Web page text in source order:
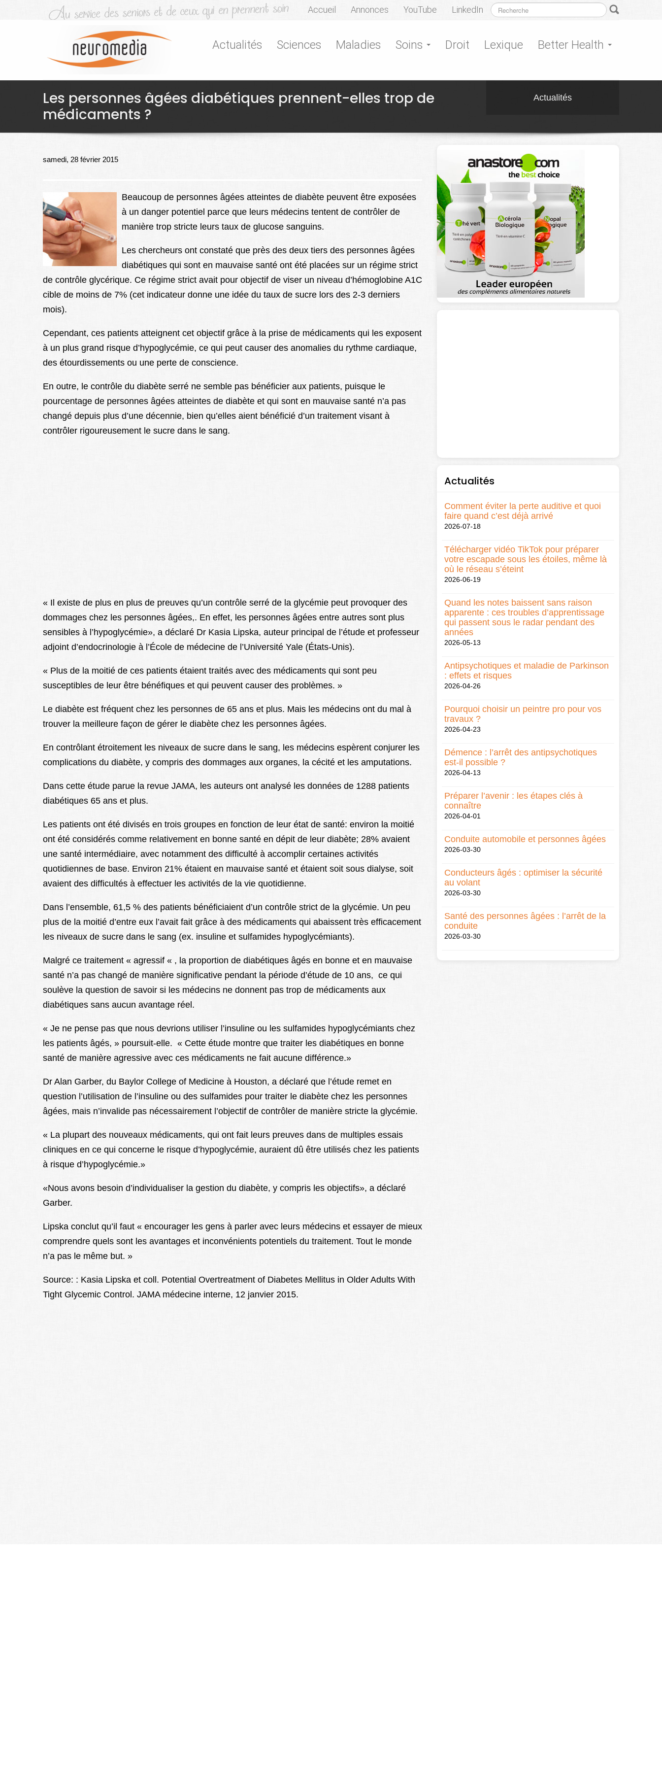
Accueil Annonces YouTube LinkedIn
Actualités Sciences Maladies Soins Droit Lexique Better Health
Les personnes âgées diabétiques prennent-elles trop de
médicaments ?
Actualités
samedi, 28 février 2015
Beaucoup de personnes âgées atteintes de diabète peuvent être exposées
à un danger potentiel parce que leurs médecins tentent de contrôler de
manière trop stricte leurs taux de glucose sanguins.
Les chercheurs ont constaté que près des deux tiers des personnes âgées
diabétiques qui sont en mauvaise santé ont été placées sur un régime strict
de contrôle glycérique. Ce régime strict avait pour objectif de viser un niveau d’hémoglobine A1C
cible de moins de 7% (cet indicateur donne une idée du taux de sucre lors des 2-3 derniers
mois).
Cependant, ces patients atteignent cet objectif grâce à la prise de médicaments qui les exposent
à un plus grand risque d’hypoglycémie, ce qui peut causer des anomalies du rythme cardiaque,
des étourdissements ou une perte de conscience.
En outre, le contrôle du diabète serré ne semble pas bénéficier aux patients, puisque le
pourcentage de personnes âgées atteintes de diabète et qui sont en mauvaise santé n’a pas
changé depuis plus d’une décennie, bien qu’elles aient bénéficié d’un traitement visant à
contrôler rigoureusement le sucre dans le sang.
« Il existe de plus en plus de preuves qu’un contrôle serré de la glycémie peut provoquer des
dommages chez les personnes âgées,. En effet, les personnes âgées entre autres sont plus
sensibles à l’hypoglycémie», a déclaré Dr Kasia Lipska, auteur principal de l’étude et professeur
adjoint d’endocrinologie à l’École de médecine de l’Université Yale (États-Unis).
« Plus de la moitié de ces patients étaient traités avec des médicaments qui sont peu
susceptibles de leur être bénéfiques et qui peuvent causer des problèmes. »
Le diabète est fréquent chez les personnes de 65 ans et plus. Mais les médecins ont du mal à
trouver la meilleure façon de gérer le diabète chez les personnes âgées.
En contrôlant étroitement les niveaux de sucre dans le sang, les médecins espèrent conjurer les
complications du diabète, y compris des dommages aux organes, la cécité et les amputations.
Dans cette étude parue la revue JAMA, les auteurs ont analysé les données de 1288 patients
diabétiques 65 ans et plus.
Les patients ont été divisés en trois groupes en fonction de leur état de santé: environ la moitié
ont été considérés comme relativement en bonne santé en dépit de leur diabète; 28% avaient
une santé intermédiaire, avec notamment des difficulté à accomplir certaines activités
quotidiennes de base. Environ 21% étaient en mauvaise santé et étaient soit sous dialyse, soit
avaient des difficultés à effectuer les activités de la vie quotidienne.
Dans l’ensemble, 61,5 % des patients bénéficiaient d’un contrôle strict de la glycémie. Un peu
plus de la moitié d’entre eux l’avait fait grâce à des médicaments qui abaissent très efficacement
les niveaux de sucre dans le sang (ex. insuline et sulfamides hypoglycémiants).
Malgré ce traitement « agressif « , la proportion de diabétiques âgés en bonne et en mauvaise
santé n’a pas changé de manière significative pendant la période d’étude de 10 ans, ce qui
soulève la question de savoir si les médecins ne donnent pas trop de médicaments aux
diabétiques sans aucun avantage réel.
« Je ne pense pas que nous devrions utiliser l’insuline ou les sulfamides hypoglycémiants chez
les patients âgés, » poursuit-elle. « Cette étude montre que traiter les diabétiques en bonne
santé de manière agressive avec ces médicaments ne fait aucune différence.»
Dr Alan Garber, du Baylor College of Medicine à Houston, a déclaré que l’étude remet en
question l’utilisation de l’insuline ou des sulfamides pour traiter le diabète chez les personnes
âgées, mais n’invalide pas nécessairement l’objectif de contrôler de manière stricte la glycémie.
« La plupart des nouveaux médicaments, qui ont fait leurs preuves dans de multiples essais
cliniques en ce qui concerne le risque d’hypoglycémie, auraient dû être utilisés chez les patients
à risque d’hypoglycémie.»
«Nous avons besoin d’individualiser la gestion du diabète, y compris les objectifs», a déclaré
Garber.
Lipska conclut qu’il faut « encourager les gens à parler avec leurs médecins et essayer de mieux
comprendre quels sont les avantages et inconvénients potentiels du traitement. Tout le monde
n’a pas le même but. »
Source: : Kasia Lipska et coll. Potential Overtreatment of Diabetes Mellitus in Older Adults With
Tight Glycemic Control. JAMA médecine interne, 12 janvier 2015.
Actualités
Comment éviter la perte auditive et quoi
faire quand c’est déjà arrivé
2026-07-18
Télécharger vidéo TikTok pour préparer
votre escapade sous les étoiles, même là
où le réseau s’éteint
2026-06-19
Quand les notes baissent sans raison
apparente : ces troubles d’apprentissage
qui passent sous le radar pendant des
années
2026-05-13
Antipsychotiques et maladie de Parkinson
: effets et risques
2026-04-26
Pourquoi choisir un peintre pro pour vos
travaux ?
2026-04-23
Démence : l’arrêt des antipsychotiques
est-il possible ?
2026-04-13
Préparer l’avenir : les étapes clés à
connaître
2026-04-01
Conduite automobile et personnes âgées
2026-03-30
Conducteurs âgés : optimiser la sécurité
au volant
2026-03-30
Santé des personnes âgées : l’arrêt de la
conduite
2026-03-30